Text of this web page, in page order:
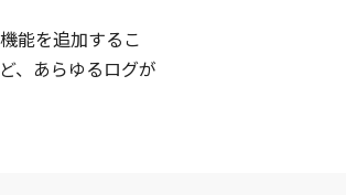
能を追加するこ
、あらゆるログが